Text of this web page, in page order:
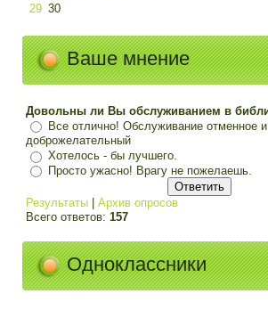
29 30
Ваше мнение
Довольны ли Вы обслуживанием в
Все отлично! Обслуживание отменное
доброжелательный
Хотелось - бы лучшего.
Просто ужасно! Врагу не пожелаешь.
Результаты |Архив опросов
Всего ответов:157
Одноклассники